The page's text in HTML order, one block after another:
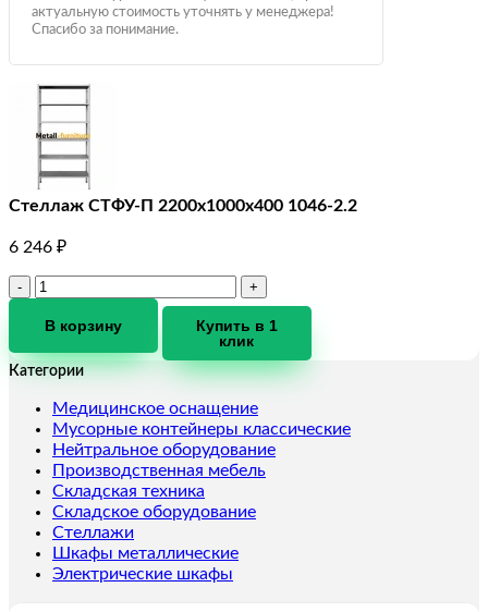
актуальную стоимость уточнять у менеджера!
Спасибо за понимание.
Стеллаж СТФУ-П 2200x1000x400 1046-2.2
6 246 ₽
Количество
Стеллаж
П
1046-
2.2
В корзину
Купить в 1
клик
Категории
Медицинское оснащение
Мусорные контейнеры классические
Нейтральное оборудование
Производственная мебель
Складская техника
Складское оборудование
Стеллажи
Шкафы металлические
Электрические шкафы